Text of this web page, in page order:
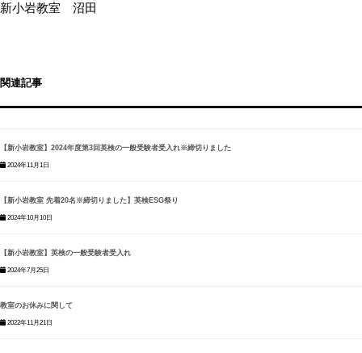
新小岩教室 沼田
関連記事
【新小岩教室】2024年度第3回英検の一般受験者受入れ※締切りました
2024年11月1日
【新小岩教室 先着20名※締切りました】英検ESG祭り
2024年10月10日
【新小岩教室】英検の一般受験者受入れ
2024年7月25日
教室のお休みに関して
2022年11月21日